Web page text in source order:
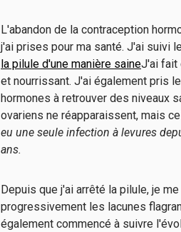
L'abandon de la contraception
j'ai prises pour ma santé. J'ai suivi
la pilule d'une manière saineJ'ai fait
et nourrissant. J'ai également pris
hormones à retrouver des niveaux
ovariens ne réapparaissent, mais
eu une seule infection à levures
ans.
Depuis que j'ai arrêté la pilule, je
progressivement les lacunes
également commencé à suivre